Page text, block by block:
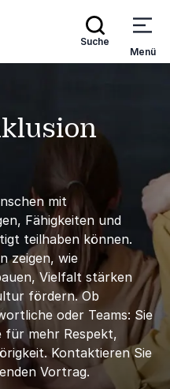
Suche
Menü
mit
Fähigkeiten und
teilhaben können.
zeigen, wie
Vielfalt stärken
fördern. Ob
oder Teams: Sie
für mehr Respekt,
Kontaktieren Sie
Vortrag.